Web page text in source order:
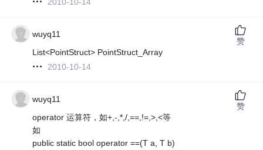
wuyq11
List<PointStruct> PointStruct_Array
2010-10-14
赞
wuyq11
operator 运算符，如+,-,*,/,==,!=,>,<等
如
public static bool operator ==(T a, T b)
赞